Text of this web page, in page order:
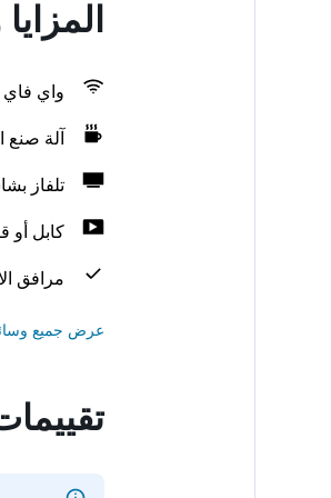
واي
آلة صنع
تلفاز
كابل أو
مرافق
عرض جميع